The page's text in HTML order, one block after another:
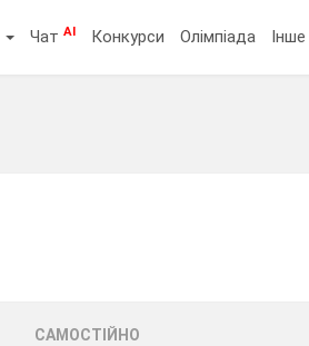
ЧатAI Конкурси Олімпіада Інше
САМОСТІЙНО